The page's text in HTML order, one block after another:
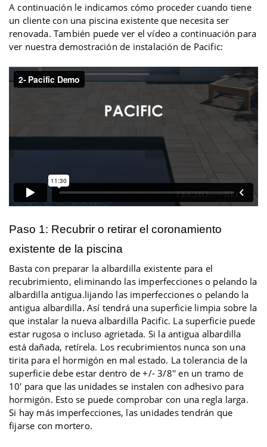
A continuación le indicamos cómo proceder cuando tiene
un cliente con una piscina existente que necesita ser
renovada. También puede ver el vídeo a continuación para
ver nuestra demostración de instalación de Pacific:
Paso 1: Recubrir o retirar el coronamiento
existente de la piscina
Basta con preparar la albardilla existente para el
recubrimiento, eliminando las imperfecciones o pelando la
albardilla antigua.lijando las imperfecciones o pelando la
antigua albardilla. Así tendrá una superficie limpia sobre la
que instalar la nueva albardilla Pacific. La superficie puede
estar rugosa o incluso agrietada. Si la antigua albardilla
está dañada, retírela. Los recubrimientos nunca son una
tirita para el hormigón en mal estado. La tolerancia de la
superficie debe estar dentro de +/- 3/8'' en un tramo de
10' para que las unidades se instalen con adhesivo para
hormigón. Esto se puede comprobar con una regla larga.
Si hay más imperfecciones, las unidades tendrán que
fijarse con mortero.